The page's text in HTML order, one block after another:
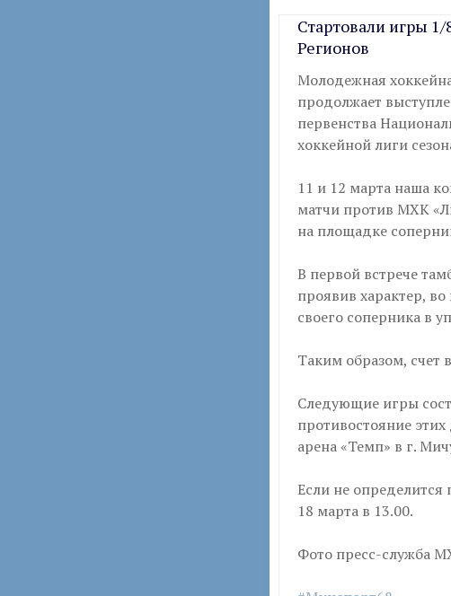
Стартовали игры
Регионов
Молодежная
продолжает
первенства
хоккейной лиги
11 и 12 марта наша
матчи против МХК
на площадке
В первой встрече
проявив характер,
своего соперника в
Таким образом, счет
Следующие игры
противостояние
арена «Темп» в г.
Если не определится
18 марта в 13.00.
Фото пресс-служба